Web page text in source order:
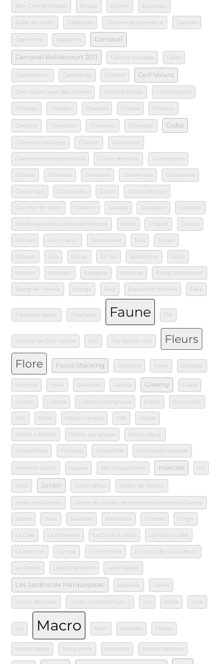
Brie-Comte-Robert Brique Brume Bruxelles
Bulle de savon Cadaques Calopteryx splendens Cancale
Cap Ferret Capucine Carnaval
Carnaval Ballancourt 2011 Carotte sauvage Carré
Castelmoron Cathédrale Céréale Cerf-Volant
Cerf-Volant avec des formes Cetoine Dorée Champignon
Champs Chardon Chartres Chasse Château
Chenille Chevrette Chevreuil Chrysope Cisba
Clématite sauvage Clocher Coccinelle
Coenonympha pamphilus Coeur de Marie Coléoptères
Colisee Collioure Concours Contre jour Coquelicot
Coquillage Cornouiller Corse Cotes d'Armor
Coucher de soleil Couleur Couple Couteaux Création
Crédit Agricole Consumer Finance Crête Criquet Crocus
Dahlias Demi-deuil Demoiselle Dés Dorée
Dragon Eau Eglise En Vol Ephemere Episy
Escalier Escargot Espagne Etamine Etang Ballancourt
Etang de Trévoix Etangs Evry Exposition Itteville Face
Falasarna beach Faucheux Faune Fdr
Festival de Cerf-Volant Filé Fils dans le noir
Fleurs
Flore
Focus Stacking Fontaine Foret Foulque
Fourmis Frêle Gallinule Geisha Giverny Glace
Goutte Grèbes Grèbes Castagneux Grèce Grenouille
Gris Halle Hautes herbes Hdr Herbe
Herbe à Robert Herbe aux gueux Heure bleue
HeureBleue Hibiscus Hirondelle Hirondelle rustique
Homme volant Hyeres Iles Sanguinaires Insectes Iris
Italie Jardin Jardin d'Eau Jardin de Money
jardin des plantes Jardin du musée des Impressionnismes Giverny
Jaune Jeux Juvénile Kerfissien L'Estran l'Orge
La Cale La chevrerie La Dune du Pyla La Halle au Blé
La Manche Lampe la Sentinelle Le canal de la Giudecca
Le Canon Lège Cap Feret LensTagger
Les Jardins de Marqueyssac Libellule Lièvre
Lièvre d'Europe Linum usitatissimum L Lot Lotus lune
Lys Macro Main manche Mante
marée basse Marguerite Marseille Martin Pecheur